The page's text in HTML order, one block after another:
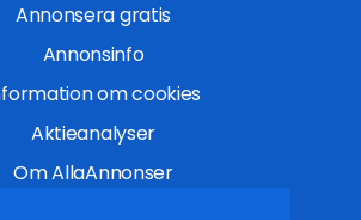
Annonsera gratis
Annonsinfo
om cookies
Aktieanalyser
Om AllaAnnonser